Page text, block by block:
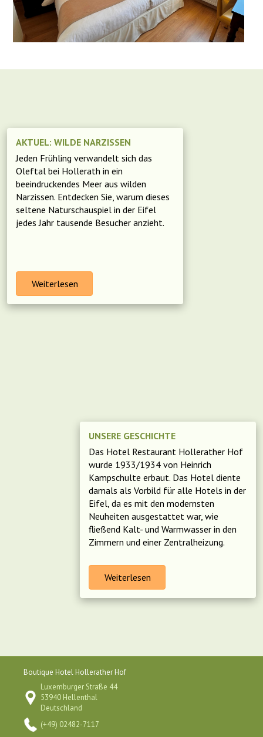
AKTUEL: WILDE NARZISSEN
Jeden Frühling verwandelt sich das
Oleftal bei Hollerath in ein
beeindruckendes Meer aus wilden
Narzissen. Entdecken Sie, warum dieses
seltene Naturschauspiel in der Eifel
jedes Jahr tausende Besucher anzieht.
Weiterlesen
UNSERE GESCHICHTE
Das Hotel Restaurant Hollerather Hof
wurde 1933/1934 von Heinrich
Kampschulte erbaut. Das Hotel diente
damals als Vorbild für alle Hotels in der
Eifel, da es mit den modernsten
Neuheiten ausgestattet war, wie
fließend Kalt- und Warmwasser in den
Zimmern und einer Zentralheizung.
Weiterlesen
Boutique Hotel Hollerather Hof
Luxemburger Straße 44
53940 Hellenthal
Deutschland
(+49) 02482-7117